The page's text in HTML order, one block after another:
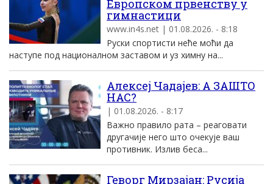
Европском првенству у
гимнастици
www.in4s.net | 01.08.2026. - 8:18
Руски спортисти неће моћи да
наступе под националном заставом и уз химну на...
Алексеј Чадајев: А ЗАШТО
НАС?
| 01.08.2026. - 8:17
Важно правило рата – реаговати
другачије него што очекује ваш
противник. Излив беса...
Геворг Мирзајан: Русија